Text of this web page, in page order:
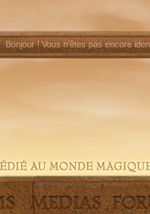
Bonjour !Vous n'êtes pas encore